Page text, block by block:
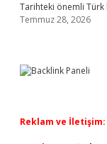
Tarihteki önemli Türk
Temmuz 28, 2026
Reklam ve İletişim: